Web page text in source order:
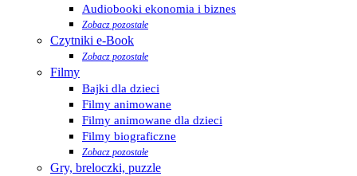
Audiobooki ekonomia i biznes
Zobacz pozostałe
Czytniki e-Book
Zobacz pozostałe
Filmy
Bajki dla dzieci
Filmy animowane
Filmy animowane dla dzieci
Filmy biograficzne
Zobacz pozostałe
Gry, breloczki, puzzle